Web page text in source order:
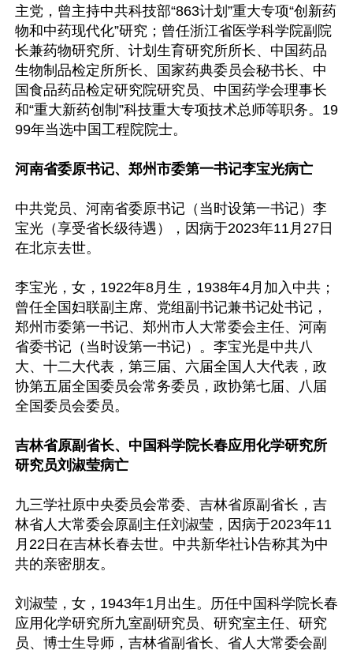
主党，曾主持中共科技部“863计划”重大专项“创新药
物和中药现代化”研究；曾任浙江省医学科学院副院
长兼药物研究所、计划生育研究所所长、中国药品
生物制品检定所所长、国家药典委员会秘书长、中
国食品药品检定研究院研究员、中国药学会理事长
和“重大新药创制”科技重大专项技术总师等职务。19
99年当选中国工程院院士。
河南省委原书记、郑州市委第一书记李宝光病亡
中共党员、河南省委原书记（当时设第一书记）李
宝光（享受省长级待遇），因病于2023年11月27日
在北京去世。
李宝光，女，1922年8月生，1938年4月加入中共；
曾任全国妇联副主席、党组副书记兼书记处书记，
郑州市委第一书记、郑州市人大常委会主任、河南
省委书记（当时设第一书记）。李宝光是中共八
大、十二大代表，第三届、六届全国人大代表，政
协第五届全国委员会常务委员，政协第七届、八届
全国委员会委员。
吉林省原副省长、中国科学院长春应用化学研究所
研究员刘淑莹病亡
九三学社原中央委员会常委、吉林省原副省长，吉
林省人大常委会原副主任刘淑莹，因病于2023年11
月22日在吉林长春去世。中共新华社讣告称其为中
共的亲密朋友。
刘淑莹，女，1943年1月出生。历任中国科学院长春
应用化学研究所九室副研究员、研究室主任、研究
员、博士生导师，吉林省副省长、省人大常委会副